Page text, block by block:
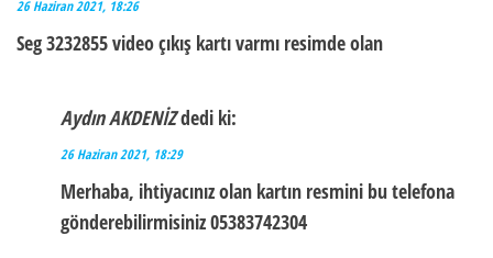
26 Haziran 2021, 18:26
Seg 3232855 video çıkış kartı varmı resimde olan
Aydın AKDENİZdedi ki:
26 Haziran 2021, 18:29
Merhaba, ihtiyacınız olan kartın resmini bu telefona
gönderebilirmisiniz 05383742304